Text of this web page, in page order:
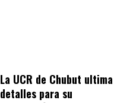
La UCR de Chubut ultima
detalles para su